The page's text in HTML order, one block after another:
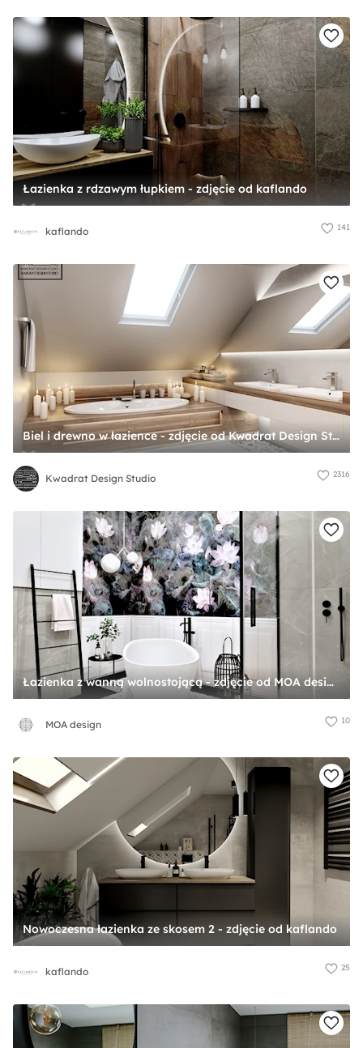
Łazienka z rdzawym łupkiem - zdjęcie od kaflando
kaflando 141
Biel i drewno w łazience - zdjęcie od Kwadrat Design Studio
Kwadrat Design Studio 2316
Łazienka z wanną wolnostojącą - zdjęcie od MOA design
MOA design 10
Nowoczesna łazienka ze skosem 2 - zdjęcie od kaflando
kaflando 25